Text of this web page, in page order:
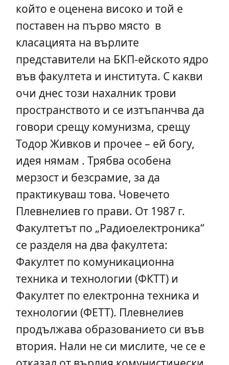
който е оценена високо и той е
поставен на първо място в
класацията на върлите
представители на БКП-ейското ядро
във факултета и института. С какви
очи днес този нахалник трови
пространството и се изтъпанчва да
говори срещу комунизма, срещу
Тодор Живков и прочее – ей богу,
идея нямам . Трябва особена
мерзост и безсрамие, за да
практикуваш това. Човечето
Плевнелиев го прави. От 1987 г.
Факултетът по „Радиоелектроника“
се разделя на два факултета:
Факултет по комуникационна
техника и технологии (ФКТТ) и
Факултет по електронна техника и
технологии (ФЕТТ). Плевнелиев
продължава образованието си във
втория. Нали не си мислите, че се е